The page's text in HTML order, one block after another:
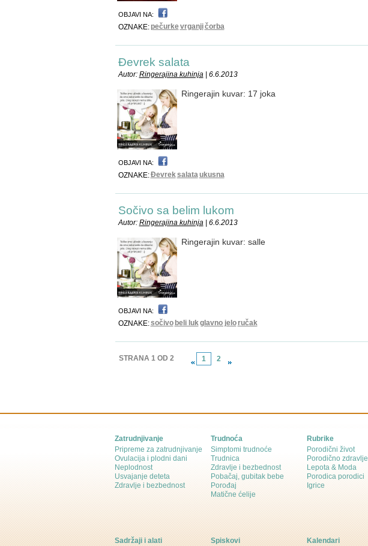
OBJAVI NA:
OZNAKE: pečurkevrganjičorba
Đevrek salata
Autor: Ringerajina kuhinja| 6.6.2013
Ringerajin kuvar: 17 joka
OBJAVI NA:
OZNAKE:Đevreksalataukusna
Sočivo sa belim lukom
Autor: Ringerajina kuhinja| 6.6.2013
Ringerajin kuvar: salle
OBJAVI NA:
OZNAKE:sočivo beli lukglavno jelo ručak
STRANA 1 OD 2 1 2
Zatrudnjivanje
Pripreme za zatrudnjivanje
Ovulacija i plodni dani
Neplodnost
Usvajanje deteta
Zdravlje i bezbednost
Trudnoća
Simptomi trudnoće
Trudnica
Zdravlje i bezbednost
Pobačaj, gubitak bebe
Porođaj
Matične ćelije
Rubrike
Porodični život
Porodično zdravlje
Lepota & Moda
Porodica porodici
Igrice
Sadržaji i alati Spiskovi Kalendari